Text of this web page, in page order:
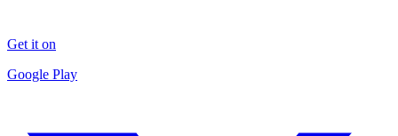
Get it on
Google Play